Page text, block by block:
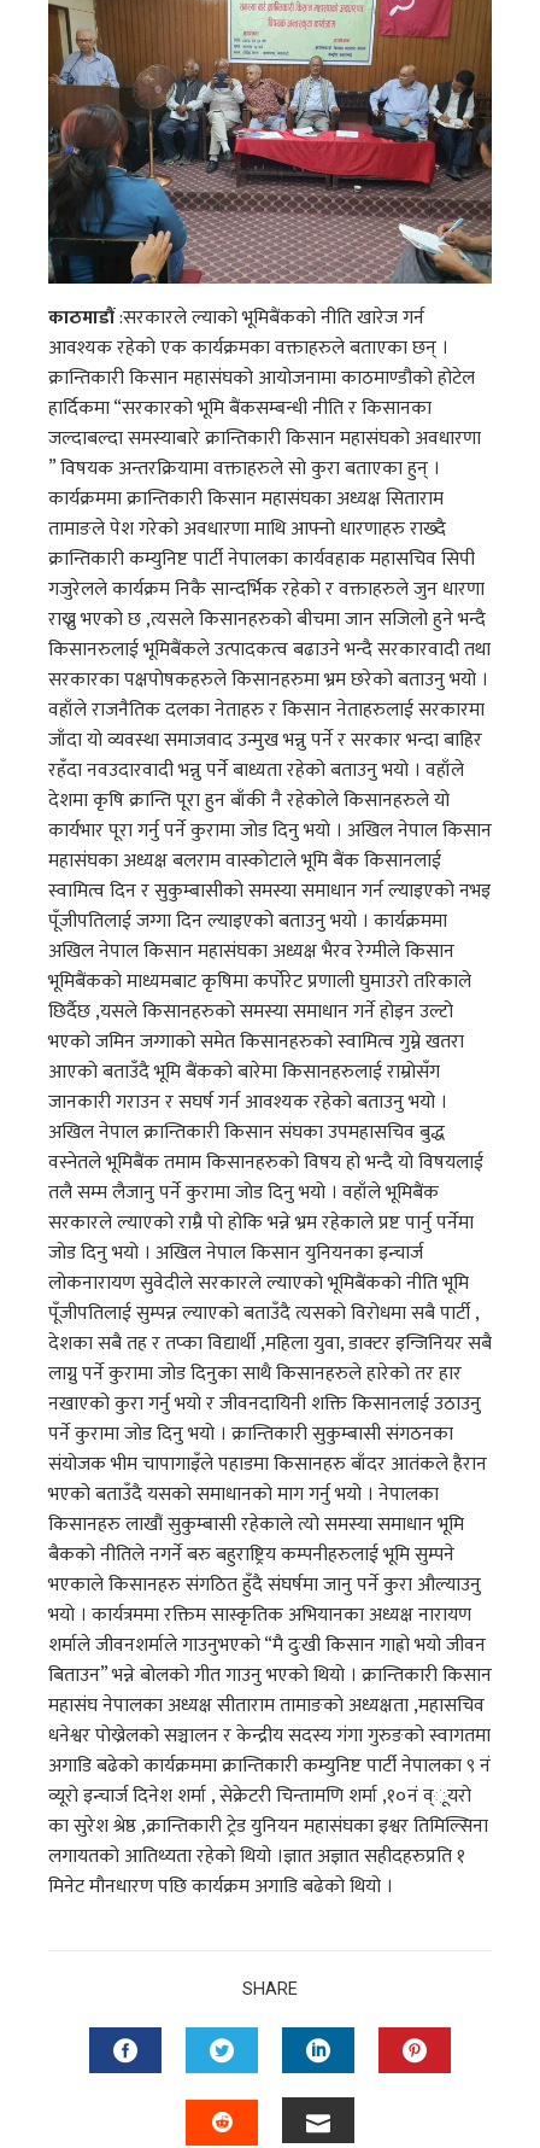
काठमाडौं:सरकारले ल्याको भूमिबैंकको नीति खारेज गर्न
आवश्यक रहेको एक कार्यक्रमका वक्ताहरुले बताएका छन् ।
क्रान्तिकारी किसान महासंघको आयोजनामा काठमाण्डौको होटेल
हार्दिकमा “सरकारको भूमि बैंकसम्बन्धी नीति र किसानका
जल्दाबल्दा समस्याबारे क्रान्तिकारी किसान महासंघको अवधारणा
” विषयक अन्तरक्रियामा वक्ताहरुले सो कुरा बताएका हुन् ।
कार्यक्रममा क्रान्तिकारी किसान महासंघका अध्यक्ष सिताराम
तामाङले पेश गरेको अवधारणा माथि आफ्नो धारणाहरु राख्दै
क्रान्तिकारी कम्युनिष्ट पार्टी नेपालका कार्यवहाक महासचिव सिपी
गजुरेलले कार्यक्रम निकै सान्दर्भिक रहेको र वक्ताहरुले जुन धारणा
राख्नु भएको छ ,त्यसले किसानहरुको बीचमा जान सजिलो हुने भन्दै
किसानरुलाई भूमिबैंकले उत्पादकत्व बढाउने भन्दै सरकारवादी तथा
सरकारका पक्षपोषकहरुले किसानहरुमा भ्रम छरेको बताउनु भयो ।
वहाँले राजनैतिक दलका नेताहरु र किसान नेताहरुलाई सरकारमा
जाँदा यो व्यवस्था समाजवाद उन्मुख भन्नु पर्ने र सरकार भन्दा बाहिर
रहँदा नवउदारवादी भन्नु पर्ने बाध्यता रहेको बताउनु भयो । वहाँले
देशमा कृषि क्रान्ति पूरा हुन बाँकी नै रहेकोले किसानहरुले यो
कार्यभार पूरा गर्नु पर्ने कुरामा जोड दिनु भयो । अखिल नेपाल किसान
महासंघका अध्यक्ष बलराम वास्कोटाले भूमि बैंक किसानलाई
स्वामित्व दिन र सुकुम्बासीको समस्या समाधान गर्न ल्याइएको नभइ
पूँजीपतिलाई जग्गा दिन ल्याइएको बताउनु भयो । कार्यक्रममा
अखिल नेपाल किसान महासंघका अध्यक्ष भैरव रेग्मीले किसान
भूमिबैंकको माध्यमबाट कृषिमा कर्पोरेट प्रणाली घुमाउरो तरिकाले
छिर्दैछ ,यसले किसानहरुको समस्या समाधान गर्ने होइन उल्टो
भएको जमिन जग्गाको समेत किसानहरुको स्वामित्व गुम्ने खतरा
आएको बताउँदै भूमि बैंकको बारेमा किसानहरुलाई राम्रोसँग
जानकारी गराउन र सघर्ष गर्न आवश्यक रहेको बताउनु भयो ।
अखिल नेपाल क्रान्तिकारी किसान संघका उपमहासचिव बुद्ध
वस्नेतले भूमिबैंक तमाम किसानहरुको विषय हो भन्दै यो विषयलाई
तलै सम्म लैजानु पर्ने कुरामा जोड दिनु भयो । वहाँले भूमिबैंक
सरकारले ल्याएको राम्रै पो होकि भन्ने भ्रम रहेकाले प्रष्ट पार्नु पर्नेमा
जोड दिनु भयो । अखिल नेपाल किसान युनियनका इन्चार्ज
लोकनारायण सुवेदीले सरकारले ल्याएको भूमिबैंकको नीति भूमि
पूँजीपतिलाई सुम्पन्न ल्याएको बताउँदै त्यसको विरोधमा सबै पार्टी ,
देशका सबै तह र तप्का विद्यार्थी ,महिला युवा, डाक्टर इन्जिनियर सबै
लाग्नु पर्ने कुरामा जोड दिनुका साथै किसानहरुले हारेको तर हार
नखाएको कुरा गर्नु भयो र जीवनदायिनी शक्ति किसानलाई उठाउनु
पर्ने कुरामा जोड दिनु भयो । क्रान्तिकारी सुकुम्बासी संगठनका
संयोजक भीम चापागाइँले पहाडमा किसानहरु बाँदर आतंकले हैरान
भएको बताउँदै यसको समाधानको माग गर्नु भयो । नेपालका
किसानहरु लाखौं सुकुम्बासी रहेकाले त्यो समस्या समाधान भूमि
बैकको नीतिले नगर्ने बरु बहुराष्ट्रिय कम्पनीहरुलाई भूमि सुम्पने
भएकाले किसानहरु संगठित हुँदै संघर्षमा जानु पर्ने कुरा औल्याउनु
भयो । कार्यत्रममा रक्तिम सास्कृतिक अभियानका अध्यक्ष नारायण
शर्माले जीवनशर्माले गाउनुभएको “मै दुःखी किसान गाह्रो भयो जीवन
बिताउन” भन्ने बोलको गीत गाउनु भएको थियो । क्रान्तिकारी किसान
महासंघ नेपालका अध्यक्ष सीताराम तामाङको अध्यक्षता ,महासचिव
धनेश्वर पोख्रेलको सञ्चालन र केन्द्रीय सदस्य गंगा गुरुङको स्वागतमा
अगाडि बढेको कार्यक्रममा क्रान्तिकारी कम्युनिष्ट पार्टी नेपालका ९ नं
व्यूरो इन्चार्ज दिनेश शर्मा , सेक्रेटरी चिन्तामणि शर्मा ,१०नं व्ूयरो
का सुरेश श्रेष्ठ ,क्रान्तिकारी ट्रेड युनियन महासंघका इश्वर तिमिल्सिना
लगायतको आतिथ्यता रहेको थियो ।ज्ञात अज्ञात सहीदहरुप्रति १
मिनेट मौनधारण पछि कार्यक्रम अगाडि बढेको थियो ।
SHARE